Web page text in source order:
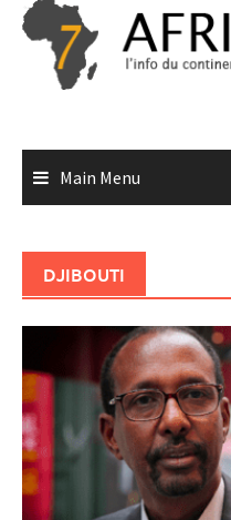
Skip
content
Main Menu
DJIBOUTI